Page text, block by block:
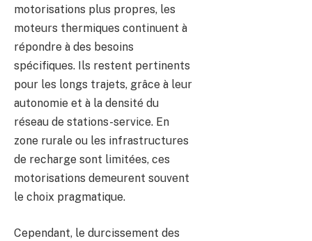
motorisations plus propres, les
moteurs thermiques continuent à
répondre à des besoins
spécifiques. Ils restent pertinents
pour les longs trajets, grâce à leur
autonomie et à la densité du
réseau de stations-service. En
zone rurale ou les infrastructures
de recharge sont limitées, ces
motorisations demeurent souvent
le choix pragmatique.
Cependant, le durcissement des